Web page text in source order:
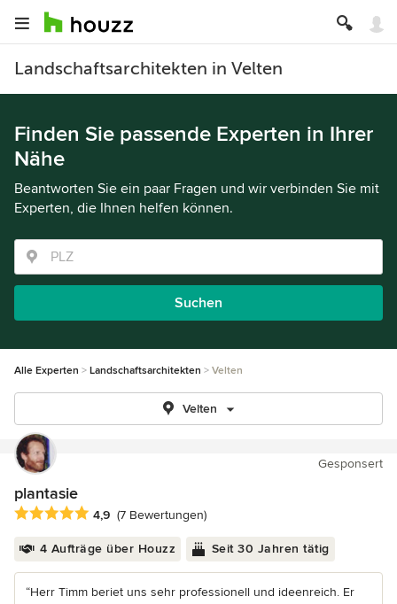
Landschaftsarchitekten in Velten
Finden Sie passende Experten in Ihrer
Nähe
Beantworten Sie ein paar Fragen und wir verbinden Sie mit
Experten, die Ihnen helfen können.
Suchen
Alle Experten Landschaftsarchitekten Velten
Velten
Gesponsert
plantasie
Durchschnittliche Bewertung: 4.9 von 5 Sternen
4,9 (7 Bewertungen)
4 Aufträge über Houzz Seit 30 Jahren tätig
“Herr Timm beriet uns sehr professionell und ideenreich. Er